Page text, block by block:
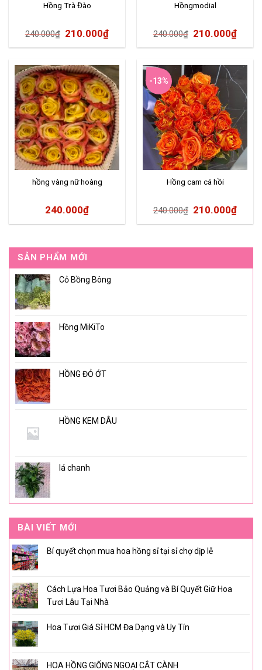
SẢN PHẨM MỚI
Cỏ Bồng Bông
Hồng MiKiTo
HỒNG ĐỎ ỚT
HỒNG KEM DÂU
lá chanh
BÀI VIẾT MỚI
Bí quyết chọn mua hoa hồng sỉ tại sỉ chợ dịp lễ
Cách Lựa Hoa Tươi Bảo Quảng và Bí Quyết Giữ Hoa
Tươi Lâu Tại Nhà
Hoa Tươi Giá Sỉ HCM Đa Dạng và Uy Tín
HOA HỒNG GIỐNG NGOẠI CẮT CÀNH
Hồng Trà Đào
240.000₫ 210.000₫
Hồngmodial
240.000₫ 210.000₫
hồng vàng nữ hoàng
240.000₫
-13%
Hồng cam cá hồi
240.000₫ 210.000₫